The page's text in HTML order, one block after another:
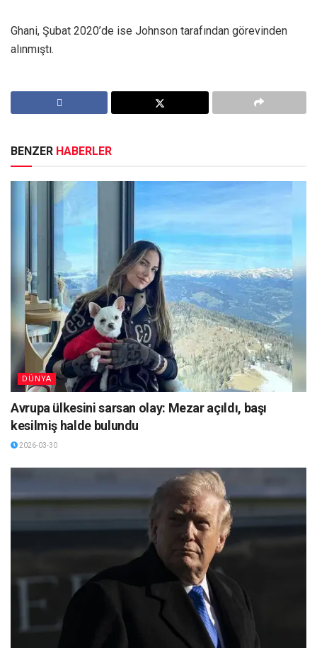
Ghani, Şubat 2020’de ise Johnson tarafından görevinden
alınmıştı.
BENZER HABERLER
DÜNYA
Avrupa ülkesini sarsan olay: Mezar açıldı, başı
kesilmiş halde bulundu
2026-03-30